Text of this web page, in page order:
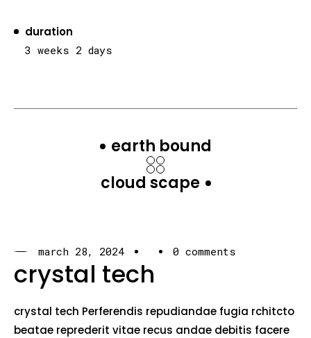
duration
3 weeks 2 days
earth bound
cloud scape
march 28, 2024 0 comments
crystal tech
crystal tech Perferendis repudiandae fugia rchitcto
beatae reprederit vitae recus andae debitis facere